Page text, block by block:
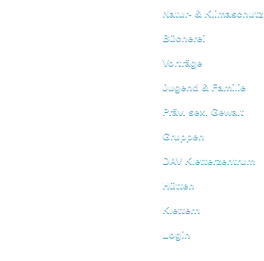
Natur- & Klimaschutz
Bücherei
Vorträge
Jugend & Familie
Präv. sex. Gewalt
Gruppen
DAV Kletterzentrum
Hütten
Klettern
Login